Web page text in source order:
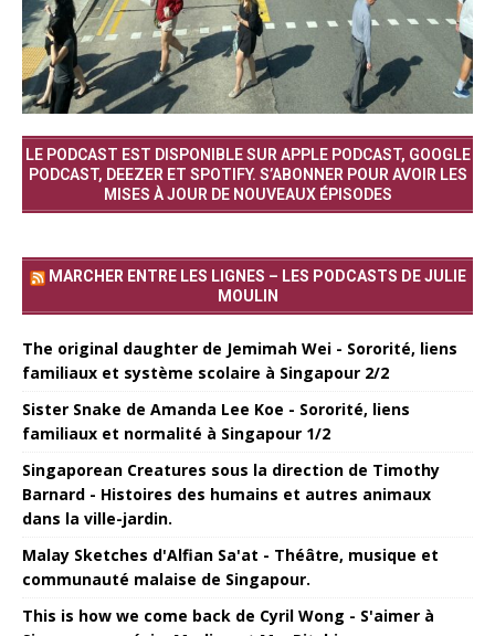
LE PODCAST EST DISPONIBLE SUR APPLE PODCAST, GOOGLE
PODCAST, DEEZER ET SPOTIFY. S’ABONNER POUR AVOIR LES
MISES À JOUR DE NOUVEAUX ÉPISODES
MARCHER ENTRE LES LIGNES – LES PODCASTS DE JULIE
MOULIN
The original daughter de Jemimah Wei - Sororité, liens
familiaux et système scolaire à Singapour 2/2
Sister Snake de Amanda Lee Koe - Sororité, liens
familiaux et normalité à Singapour 1/2
Singaporean Creatures sous la direction de Timothy
Barnard - Histoires des humains et autres animaux
dans la ville-jardin.
Malay Sketches d'Alfian Sa'at - Théâtre, musique et
communauté malaise de Singapour.
This is how we come back de Cyril Wong - S'aimer à